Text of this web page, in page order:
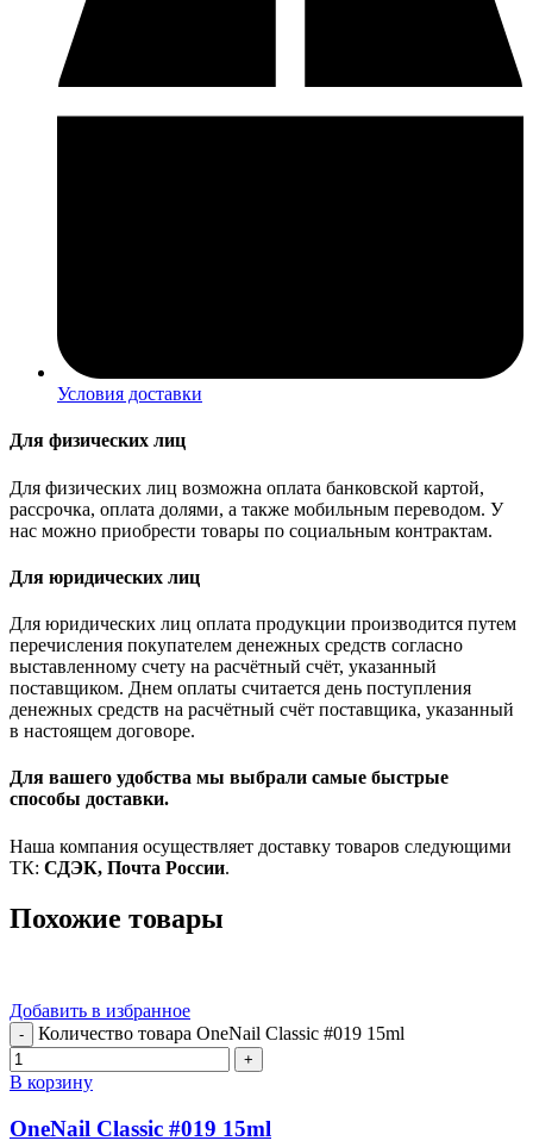
Условия доставки
Для физических лиц
Для физических лиц возможна оплата банковской картой,
рассрочка, оплата долями, а также мобильным переводом. У
нас можно приобрести товары по социальным контрактам.
Для юридических лиц
Для юридических лиц оплата продукции производится путем
перечисления покупателем денежных средств согласно
выставленному счету на расчётный счёт, указанный
поставщиком. Днем оплаты считается день поступления
денежных средств на расчётный счёт поставщика, указанный
в настоящем договоре.
Для вашего удобства мы выбрали самые быстрые
способы доставки.
Наша компания осуществляет доставку товаров следующими
ТК: СДЭК, Почта России.
Похожие товары
Добавить в избранное
Количество товара OneNail Classic #019 15ml
В корзину
OneNail Classic #019 15ml